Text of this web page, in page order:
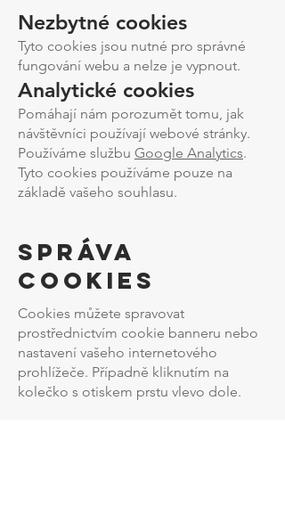
Nezbytné cookies
Tyto cookies jsou nutné pro správné
fungování webu a nelze je vypnout.
Analytické cookies
Pomáhají nám porozumět tomu, jak
návštěvníci používají webové stránky.
Používáme službu Google Analytics.
Tyto cookies používáme pouze na
základě vašeho souhlasu.
Správa
cookies
Cookies můžete spravovat
prostřednictvím cookie banneru nebo
nastavení vašeho internetového
prohlížeče. Případně kliknutím na
kolečko s otiskem prstu vlevo dole.